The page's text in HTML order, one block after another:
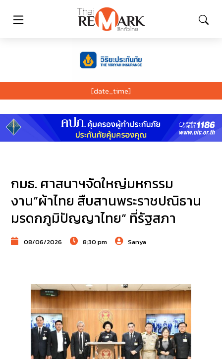
[date_time]
กมธ. ศาสนาฯจัดใหญ่มหกรรม
งาน”ผ้าไทย สืบสานพระราชปณิธาน
มรดกภูมิปัญญาไทย” ที่รัฐสภา
08/06/2026 8:30 pm Sanya